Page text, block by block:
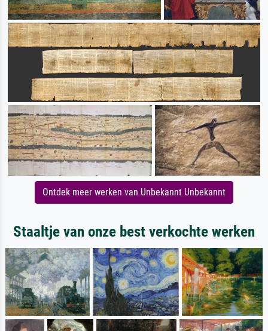
Ontdek meer werken van Unbekannt Unbekannt
Staaltje van onze best verkochte werken